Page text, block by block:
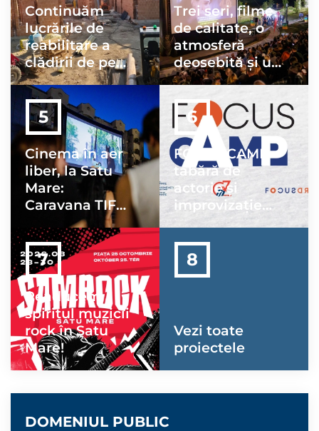
Continuăm
lucrările de
reabilitare a
clădirii de pe
strada
Porumbeilor
nr. 1
Trei seri, filme
de calitate, o
atmosferă
deosebită și un
public minunat
Cinema în aer
liber, la Satu
Mare:
Caravana TIFF
Unlimited
revine în 24–26
iulie
FOCUS CAMP –
tabără de
actorie și
improvizație
pentru tineri
Readucem
spiritul muzicii
rock în Satu
Mare!
Vezi toate
proiectele
DOMENIUL PUBLIC